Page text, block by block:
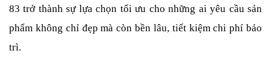
83 trở thành sự lựa chọn tối ưu cho những ai yêu cầu sản
phẩm không chỉ đẹp mà còn bền lâu, tiết kiệm chi phí bảo
trì.